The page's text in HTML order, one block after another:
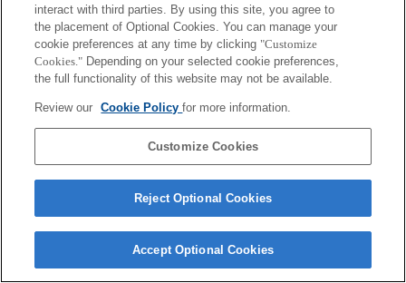
ayuda MF no funciona automáticamente cuando giras el anillo del foco. Puedes
agrandar la imagen seleccionando la función [Focus Magnifier/Lupa de foco] o la
función [MF Assist/Ayuda MF] a cualquier tecla en las "opciones personalizadas".
El obturador táctil no funciona.
Cuando haga disparo continuo en modo Hi+, Hi, o Mid estando el modo de enfoque
ajustado a AF-C, el enfoque no seguirá al motivo. Para habilitar el seguimiento AF
software del sistema a la Ver. 1.10 o posterior.
Terms of Use Contact Us
interact with third parties. By using this site, you agree to
the placement of Optional Cookies. You can manage your
cookie preferences at any time by clicking "Customize
Cookies." Depending on your selected cookie preferences,
the full functionality of this website may not be available.
Review our Cookie Policyfor more information.
Customize Cookies
Reject Optional Cookies
Accept Optional Cookies